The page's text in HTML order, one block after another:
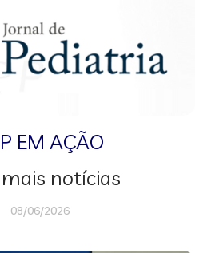
EM AÇÃO
notícias
08/06/2026